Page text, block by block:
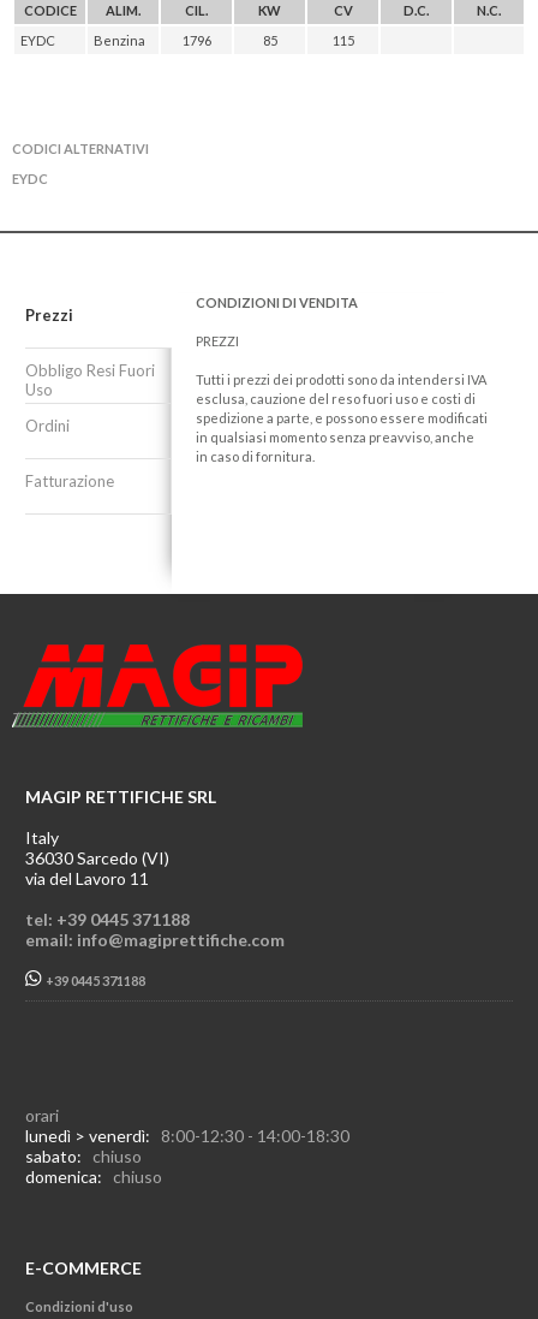
CODICE ALIM. CIL. KW CV D.C.
N.C.
EYDC
Benzina 1796 85 115
CODICI ALTERNATIVI
EYDC
Prezzi
Obbligo Resi Fuori
Uso
Ordini
Fatturazione
CONDIZIONI DI VENDITA
PREZZI
Tutti i prezzi dei prodotti sono da intendersi IVA
esclusa, cauzione del reso fuori uso e costi di
spedizione a parte, e possono essere modificati
in qualsiasi momento senza preavviso, anche
in caso di fornitura.
MAGIP RETTIFICHE SRL
Italy
36030 Sarcedo (VI)
via del Lavoro 11
tel: +39 0445 371188
email: info@magiprettifiche.com
+39 0445 371188
orari
lunedì > venerdì: 8:00-12:30 - 14:00-18:30
sabato: chiuso
domenica: chiuso
E-COMMERCE
Condizioni d'uso